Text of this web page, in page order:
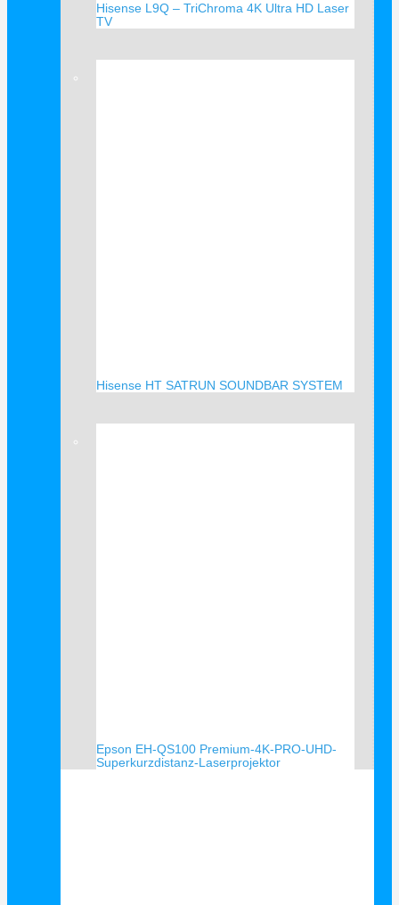
Hisense L9Q – TriChroma 4K Ultra HD Laser
TV
Hisense HT SATRUN SOUNDBAR SYSTEM
Epson EH-QS100 Premium-4K-PRO-UHD-
Superkurzdistanz-Laserprojektor